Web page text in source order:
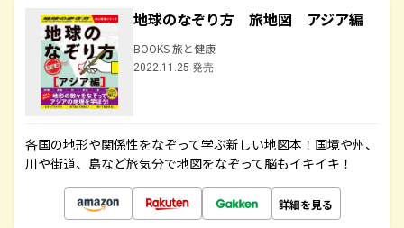
地球のなぞり方 旅地図 アジア編
BOOKS 旅と健康
2022.11.25 発売
各国の地形や関係性をなぞって学ぶ新しい地図本！国境や州、
川や街道、島など旅気分で地図をなぞって脳もイキイキ！
詳細を見る